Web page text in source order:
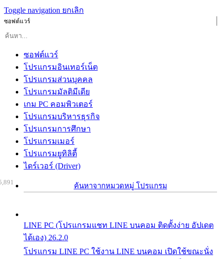
Toggle navigation ยกเลิก
ซอฟต์แวร์
ซอฟต์แวร์
โปรแกรมอินเทอร์เน็ต
โปรแกรมส่วนบุคคล
โปรแกรมมัลติมีเดีย
เกม PC คอมพิวเตอร์
โปรแกรมบริหารธุรกิจ
โปรแกรมการศึกษา
โปรแกรมเมอร์
โปรแกรมยูทิลิตี้
ไดร์เวอร์ (Driver)
ค้นหาจากหมวดหมู่ โปรแกรม
LINE PC (โปรแกรมแชท LINE บนคอม ติดตั้งง่าย อัปเดต
ได้เอง) 26.2.0
โปรแกรม LINE PC ใช้งาน LINE บนคอม เปิดใช้ขณะนั่ง